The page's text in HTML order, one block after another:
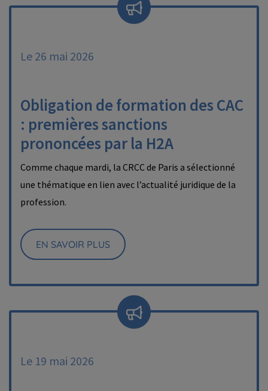
Le 26 mai 2026
Obligation de formation des CAC
: premières sanctions
prononcées par la H2A
Comme chaque mardi, la CRCC de Paris a sélectionné
une thématique en lien avec l’actualité juridique de la
profession.
EN SAVOIR PLUS
Le 19 mai 2026